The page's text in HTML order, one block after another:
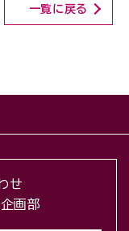
一覧に戻る
せ
画部